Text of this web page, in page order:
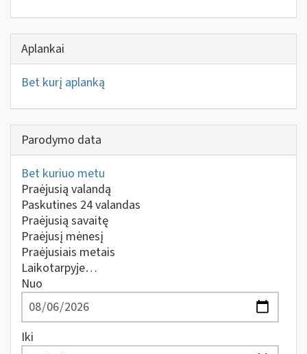
Aplankai
Bet kurį aplanką
Parodymo data
Bet kuriuo metu
Praėjusią valandą
Paskutines 24 valandas
Praėjusią savaitę
Praėjusį mėnesį
Praėjusiais metais
Laikotarpyje…
Nuo
Iki